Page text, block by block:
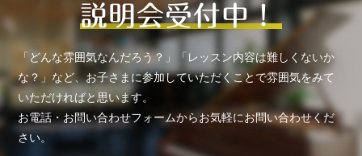
説明会受付中！
「どんな雰囲気なんだろう？」「レッスン内容は難しくないか
な？」など、お子さまに参加していただくことで雰囲気をみて
いただければと思います。
お電話・お問い合わせフォームからお気軽にお問い合わせくだ
さい。